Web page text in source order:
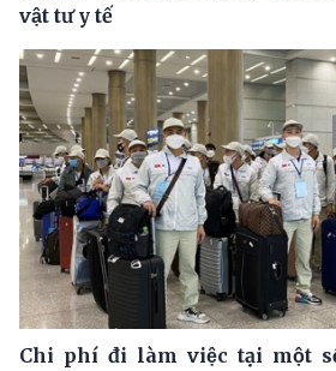
vật tư y tế
Chi phí đi làm việc tại một